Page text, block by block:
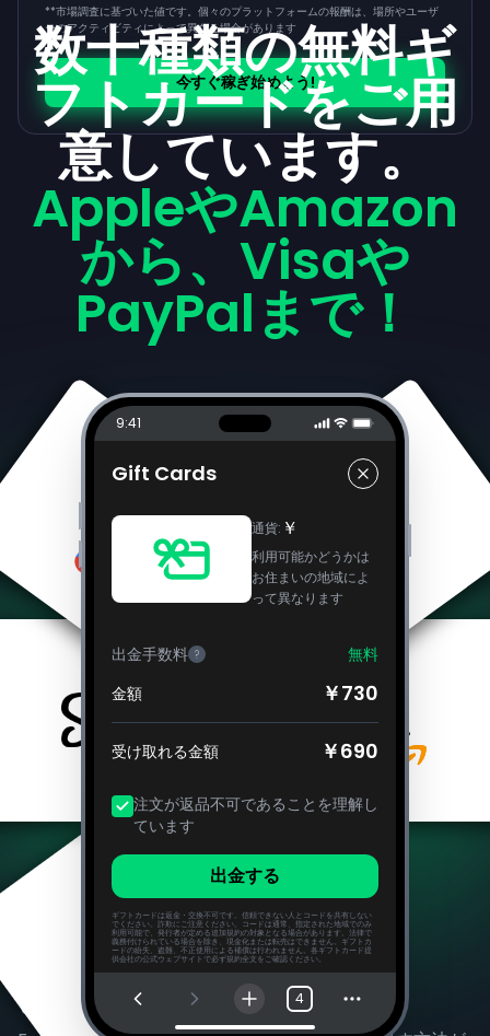
**市場調査に基づいた値です。個々のプラットフォームの報酬は、場所やユーザ
ーのアクティビティによって異なる場合があります
今すぐ稼ぎ始めよう!
数十種類の無料ギ
フトカードをご用
意しています。
AppleやAmazon
から、Visaや
PayPalまで！
9:41
Gift Cards
通貨: ￥
利用可能かどうかは
お住まいの地域によ
って異なります
出金手数料 ?
無料
金額
￥730
受け取れる金額 ￥690
注文が返品不可であることを理解し
ています
出金する
ギフトカードは返金・交換不可です。信頼できない人とコードを共有しない
でください。詐欺にご注意ください。コードは通常、指定された地域でのみ
利用可能で、発行者が定める追加規約の対象となる場合があります。法律で
義務付けられている場合を除き、現金化または転売はできません。ギフトカ
ードの紛失、盗難、不正使用による補償は行われません。各ギフトカード提
供会社の公式ウェブサイトで必ず規約全文をご確認ください。
4
よくある質問